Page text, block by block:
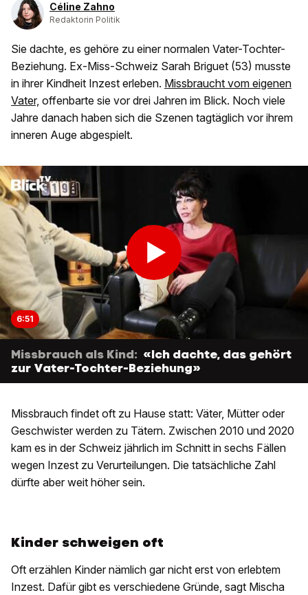
Céline Zahno
Redaktorin Politik
Sie dachte, es gehöre zu einer normalen Vater-Tochter-
Beziehung. Ex-Miss-Schweiz Sarah Briguet (53) musste
in ihrer Kindheit Inzest erleben. Missbraucht vom eigenen
Vater, offenbarte sie vor drei Jahren im Blick. Noch viele
Jahre danach haben sich die Szenen tagtäglich vor ihrem
inneren Auge abgespielt.
6:51
Missbrauch als Kind: «Ich dachte, das gehört
zur Vater-Tochter-Beziehung»
Missbrauch findet oft zu Hause statt: Väter, Mütter oder
Geschwister werden zu Tätern. Zwischen 2010 und 2020
kam es in der Schweiz jährlich im Schnitt in sechs Fällen
wegen Inzest zu Verurteilungen. Die tatsächliche Zahl
dürfte aber weit höher sein.
Kinder schweigen oft
Oft erzählen Kinder nämlich gar nicht erst von erlebtem
Inzest. Dafür gibt es verschiedene Gründe, sagt Mischa